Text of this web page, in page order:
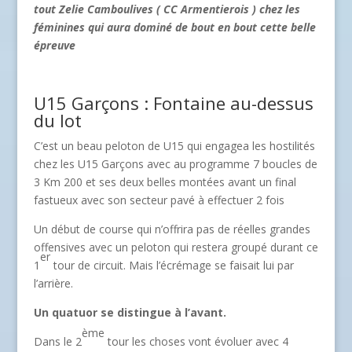
tout Zelie Camboulives ( CC Armentierois ) chez les
féminines qui aura dominé de bout en bout cette belle
épreuve
U15 Garçons : Fontaine au-dessus
du lot
C’est un beau peloton de U15 qui engagea les hostilités
chez les U15 Garçons avec au programme 7 boucles de
3 Km 200 et ses deux belles montées avant un final
fastueux avec son secteur pavé à effectuer 2 fois
Un début de course qui n’offrira pas de réelles grandes
offensives avec un peloton qui restera groupé durant ce
1
er
tour de circuit. Mais l’écrémage se faisait lui par
l’arrière.
Un quatuor se distingue à l’avant.
Dans le 2
ème
tour les choses vont évoluer avec 4